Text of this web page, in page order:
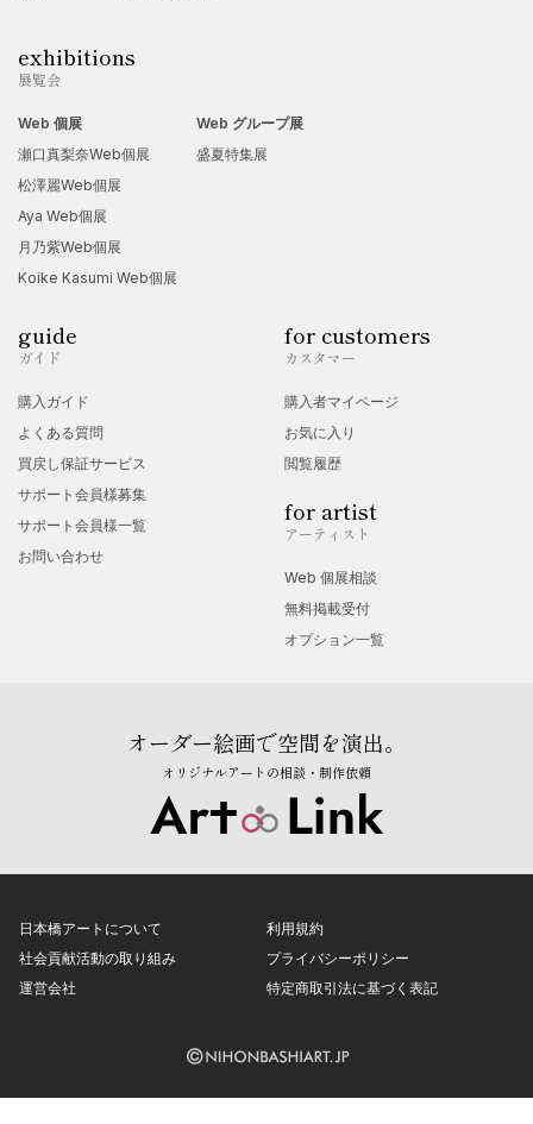
exhibitions
展覧会
Web 個展
瀬口真梨奈Web個展
松澤麗Web個展
Aya Web個展
月乃紫Web個展
Koike Kasumi Web個展
Web グループ展
盛夏特集展
guide
ガイド
購入ガイド
よくある質問
買戻し保証サービス
サポート会員様募集
サポート会員様一覧
お問い合わせ
for customers
カスタマー
購入者マイページ
お気に入り
閲覧履歴
for artist
アーティスト
Web 個展相談
無料掲載受付
オプション一覧
オーダー絵画で空間を演出。
オリジナルアートの相談・制作依頼
日本橋アートについて
社会貢献活動の取り組み
運営会社
利用規約
プライバシーポリシー
特定商取引法に基づく表記